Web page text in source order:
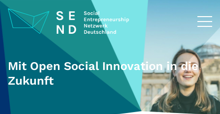
Zum
Inhalt
springen
Mit Open Social Innovation in die
Zukunft